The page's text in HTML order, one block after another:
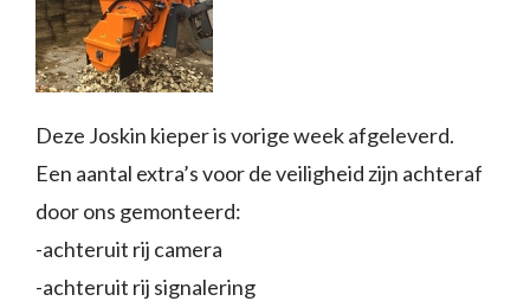
Deze Joskin kieper is vorige week afgeleverd.
Een aantal extra’s voor de veiligheid zijn achteraf
door ons gemonteerd:
-achteruit rij camera
-achteruit rij signalering